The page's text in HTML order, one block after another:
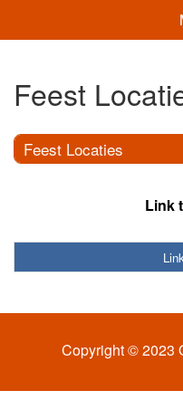
Feest
Feest Locaties
Link
Copyright © 2023